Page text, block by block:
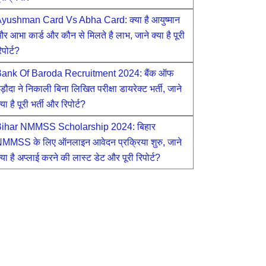
Card Vs Abha Card: क्या है आयुष्मान
आभा कार्ड और कौन से मिलते है लाभ, जाने क्या है पूरी
Of Baroda Recruitment 2024: बैंक ऑफ
ने निकाली बिना लिखित परीक्षा डायरेक्ट भर्ती, जाने
है पूरी भर्ती और रिपोर्ट?
NMMSS Scholarship 2024: बिहार
के लिए ऑनलाइन आवेदन प्रक्रिया शुरु, जाने
है अप्लाई करने की लास्ट डेट और पूरी रिपोर्ट?